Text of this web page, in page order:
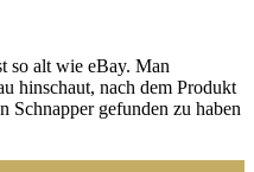
so alt wie eBay. Man
hinschaut, nach dem Produkt
Schnapper gefunden zu haben